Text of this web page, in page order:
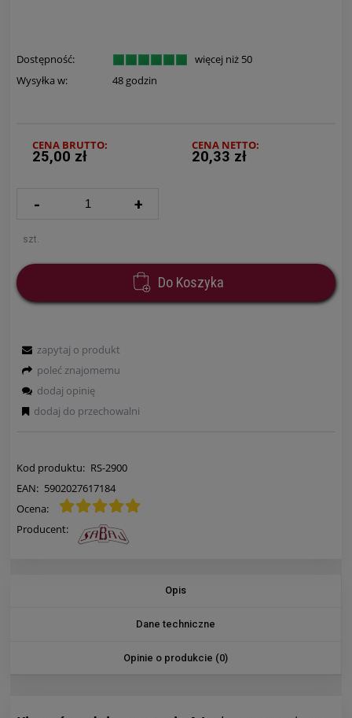
Dostępność:
więcej niż 50
Wysyłka w:
48 godzin
CENA BRUTTO:
25,00 zł
CENA NETTO:
20,33 zł
- +
szt.
Do Koszyka
Kod produktu: RS-2900
EAN: 5902027617184
Ocena:
Producent:
zapytaj o produkt
poleć znajomemu
dodaj opinię
dodaj do przechowalni
Opis
Dane techniczne
Opinie o produkcie (0)